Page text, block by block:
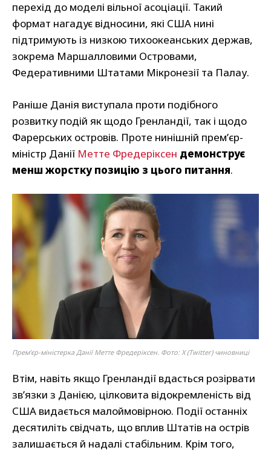
перехід до моделі вільної асоціації. Такий
формат нагадує відносини, які США нині
підтримують із низкою тихоокеанських держав,
зокрема Маршалловими Островами,
Федеративними Штатами Мікронезії та Палау.
Раніше Данія виступала проти подібного
розвитку подій як щодо Гренландії, так і щодо
Фарерських островів. Проте нинішній прем’єр-
міністр Данії Метте Фредеріксен демонструє
менш жорстку позицію з цього питання.
Премʼєр-міністерка Данії Метте Фредеріксен. Фото: X (Twitter) чиновниці
Втім, навіть якщо Гренландії вдасться розірвати
зв’язки з Данією, цілковита відокремленість від
США видається малоймовірною. Події останніх
десятиліть свідчать, що вплив Штатів на острів
залишається й надалі стабільним. Крім того,